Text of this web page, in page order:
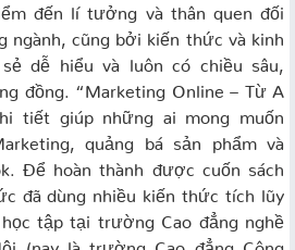
đến lí tưởng và thân quen đối
ngành, cũng bởi kiến thức và kinh
dễ hiểu và luôn có chiều sâu,
đồng. “Marketing Online – Từ A
tiết giúp những ai mong muốn
quảng bá sản phẩm và
Để hoàn thành được cuốn sách
đã dùng nhiều kiến thức tích lũy
tập tại trường Cao đẳng nghề
(nay là trường Cao đẳng Công